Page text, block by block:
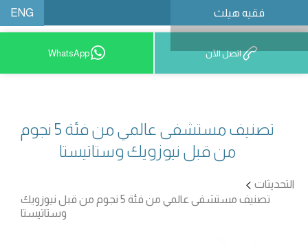
فقيه هيلث ENG
احجز موعدًا اتصل الآن WhatsApp
تصنيف مستشفى عالمي من فئة 5 نجوم
من قبل نيوزويك وستاتيستا
التحديثات
تصنيف مستشفى عالمي من فئة 5 نجوم من قبل نيوزويك
وستاتيستا